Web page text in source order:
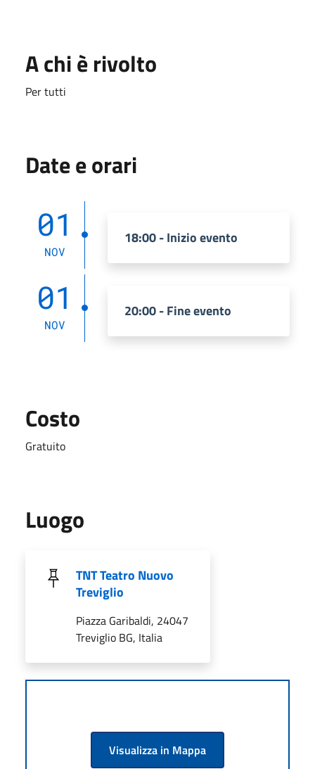
A chi è rivolto
Per tutti
Date e orari
01
NOV
18:00 - Inizio evento
01
NOV
20:00 - Fine evento
Costo
Gratuito
Luogo
TNT Teatro Nuovo
Treviglio
Piazza Garibaldi, 24047
Treviglio BG, Italia
Visualizza in Mappa